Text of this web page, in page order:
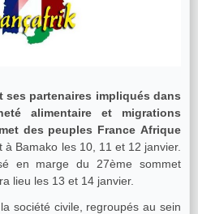
ses partenaires impliqués dans
alimentaire et migrations
des peuples France Afrique
à Bamako les 10, 11 et 12 janvier.
en marge du 27ème sommet
lieu les 13 et 14 janvier.
société civile, regroupés au sein